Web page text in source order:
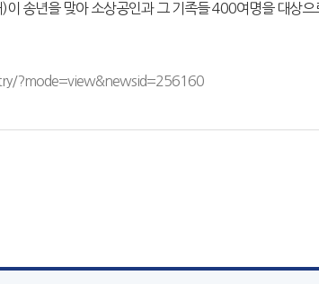
송년을 맞아 소상공인과 그 기족들 400여명을 대상으
?mode=view&newsid=256160